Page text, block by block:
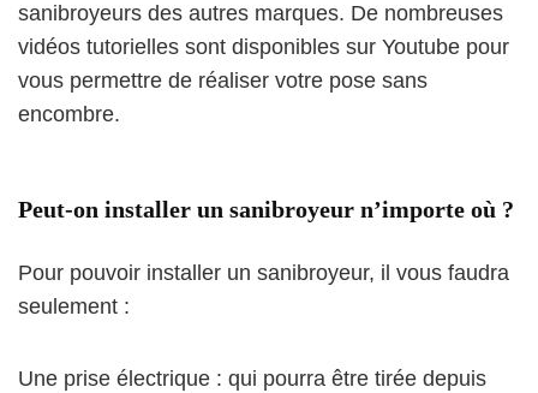
sanibroyeurs des autres marques. De nombreuses
vidéos tutorielles sont disponibles sur Youtube pour
vous permettre de réaliser votre pose sans
encombre.
Peut-on installer un sanibroyeur n’importe où ?
Pour pouvoir installer un sanibroyeur, il vous faudra
seulement :
Une prise électrique : qui pourra être tirée depuis